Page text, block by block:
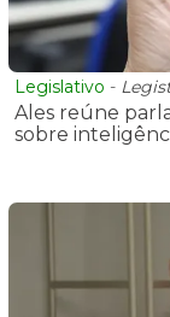
Legislativo -
Ales reúne
sobre